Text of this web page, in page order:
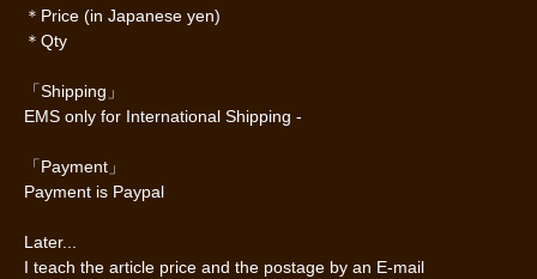
＊Price (in Japanese yen)
＊Qty
「Shipping」
EMS only for International Shipping -
「Payment」
Payment is Paypal
Later...
I teach the article price and the postage by an E-mail